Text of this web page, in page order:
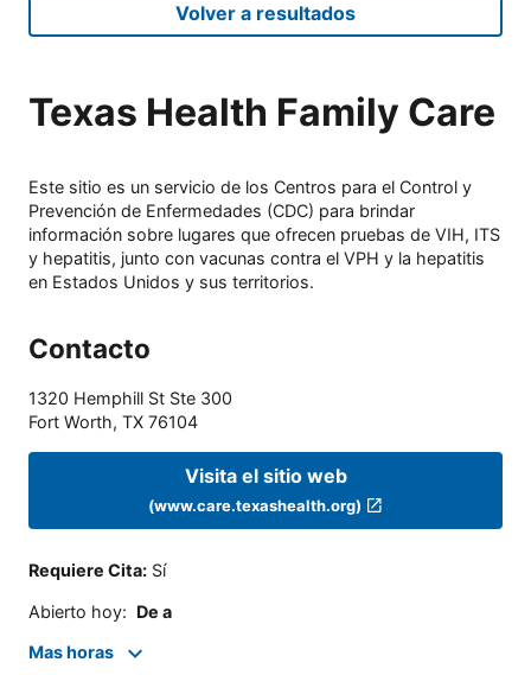
Volver a resultados
Texas Health Family Care
Este sitio es un servicio de los Centros para el Control y
Prevención de Enfermedades (CDC) para brindar
información sobre lugares que ofrecen pruebas de VIH, ITS
y hepatitis, junto con vacunas contra el VPH y la hepatitis
en Estados Unidos y sus territorios.
Contacto
1320 Hemphill St Ste 300
Fort Worth, TX 76104
Visita el sitio web
(www.care.texashealth.org)
Requiere Cita: Sí
Abierto hoy: De a
Mas horas